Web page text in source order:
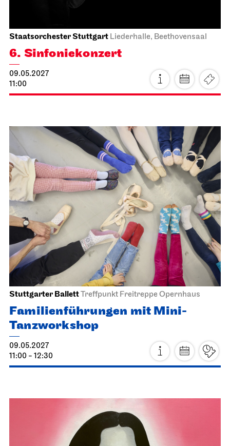
Schauspiel Stuttgart Schauspielhaus
Die Glas­menagerie
17.04.2027
19:30
So, 18.04.2027
Staatsoper Stuttgart Opernhaus, Foyer I. Rang
Einführungs­matinee: Der
Rosenkavalier